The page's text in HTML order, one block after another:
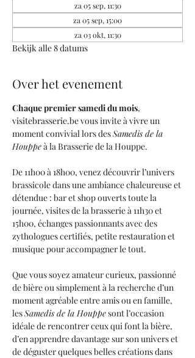
za 05 sep, 11:30
za 05 sep, 15:00
za 03 okt, 11:30
Bekijk alle 8 datums
Over het evenement
Chaque premier samedi du mois,
visitebrasserie.be vous invite à vivre un
moment convivial lors des Samedis de la
Houppe à la Brasserie de la Houppe.
De 11h00 à 18h00, venez découvrir l’univers
brassicole dans une ambiance chaleureuse et
détendue : bar et shop ouverts toute la
journée, visites de la brasserie à 11h30 et
15h00, échanges passionnants avec des
zythologues certifiés, petite restauration et
musique pour accompagner le tout.
Que vous soyez amateur curieux, passionné
de bière ou simplement à la recherche d’un
moment agréable entre amis ou en famille,
les Samedis de la Houppe sont l’occasion
idéale de rencontrer ceux qui font la bière,
d’en apprendre davantage sur son univers et
de déguster quelques belles créations dans